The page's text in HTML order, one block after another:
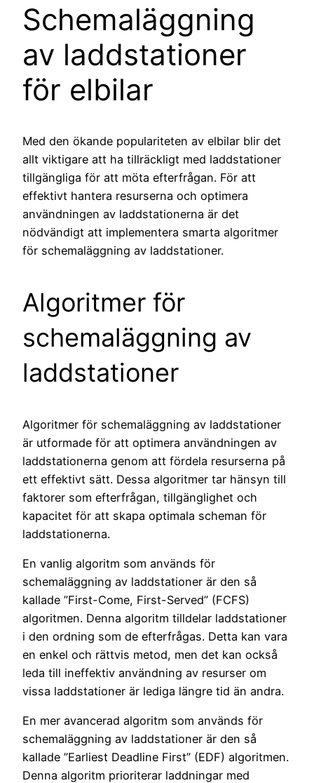
Schemaläggning
av laddstationer
för elbilar
Med den ökande populariteten av elbilar blir det
allt viktigare att ha tillräckligt med laddstationer
tillgängliga för att möta efterfrågan. För att
effektivt hantera resurserna och optimera
användningen av laddstationerna är det
nödvändigt att implementera smarta algoritmer
för schemaläggning av laddstationer.
Algoritmer för
schemaläggning av
laddstationer
Algoritmer för schemaläggning av laddstationer
är utformade för att optimera användningen av
laddstationerna genom att fördela resurserna på
ett effektivt sätt. Dessa algoritmer tar hänsyn till
faktorer som efterfrågan, tillgänglighet och
kapacitet för att skapa optimala scheman för
laddstationerna.
En vanlig algoritm som används för
schemaläggning av laddstationer är den så
kallade ”First-Come, First-Served” (FCFS)
algoritmen. Denna algoritm tilldelar laddstationer
i den ordning som de efterfrågas. Detta kan vara
en enkel och rättvis metod, men det kan också
leda till ineffektiv användning av resurser om
vissa laddstationer är lediga längre tid än andra.
En mer avancerad algoritm som används för
schemaläggning av laddstationer är den så
kallade ”Earliest Deadline First” (EDF) algoritmen.
Denna algoritm prioriterar laddningar med